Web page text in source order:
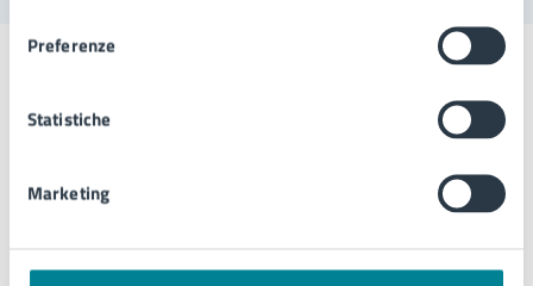
Preferenze
Statistiche
Marketing
Esplora per categoria
Corso